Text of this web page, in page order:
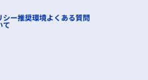
シー推奨環境よくある質問
て